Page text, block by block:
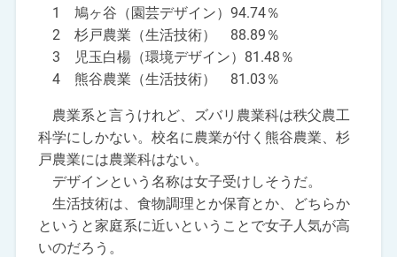
1 鳩ヶ谷（園芸デザイン）94.74％
2 杉戸農業（生活技術） 88.89％
3 児玉白楊（環境デザイン）81.48％
4 熊谷農業（生活技術） 81.03％
農業系と言うけれど、ズバリ農業科は秩父農工
科学にしかない。校名に農業が付く熊谷農業、杉
戸農業には農業科はない。
デザインという名称は女子受けしそうだ。
生活技術は、食物調理とか保育とか、どちらか
というと家庭系に近いということで女子人気が高
いのだろう。